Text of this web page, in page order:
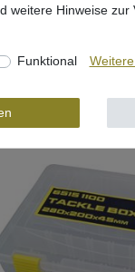
€ *
In den
weitere Hinweise zur
Funktional